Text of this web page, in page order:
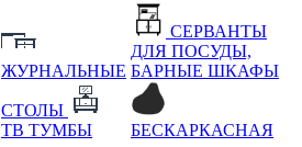
ЖУРНАЛЬНЫЕ
СТОЛЫ
ТВ ТУМБЫ
СЕРВАНТЫ
ДЛЯ ПОСУДЫ,
БАРНЫЕ ШКАФЫ
БЕСКАРКАСНАЯ